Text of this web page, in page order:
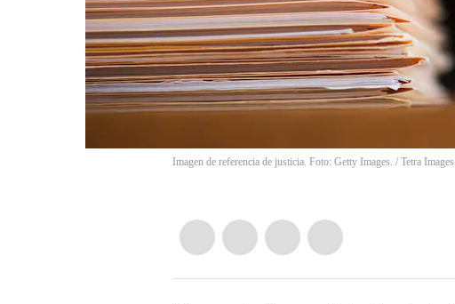
Imagen de referencia de justicia. Foto: Getty Images. / Tetra Images